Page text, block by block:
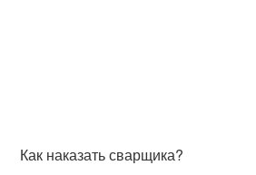
Как наказать сварщика?